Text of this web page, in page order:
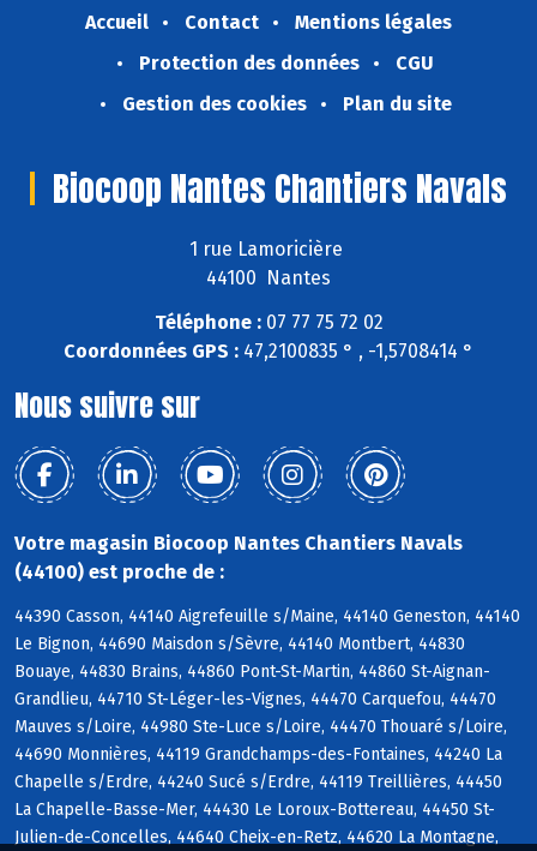
Accueil Contact
Mentions légales
Protection des données
CGU
Gestion des cookies
Plan du site
Biocoop Nantes Chantiers Navals
1 rue Lamoricière
44100 Nantes
Téléphone :07 77 75 72 02
Coordonnées GPS : 47,2100835 ° , -1,5708414 °
Nous suivre sur
Votre magasin Biocoop Nantes Chantiers Navals
(44100) est proche de :
44390 Casson, 44140 Aigrefeuille s/Maine, 44140 Geneston, 44140
Le Bignon, 44690 Maisdon s/Sèvre, 44140 Montbert, 44830
Bouaye, 44830 Brains, 44860 Pont-St-Martin, 44860 St-Aignan-
Grandlieu, 44710 St-Léger-les-Vignes, 44470 Carquefou, 44470
Mauves s/Loire, 44980 Ste-Luce s/Loire, 44470 Thouaré s/Loire,
44690 Monnières, 44119 Grandchamps-des-Fontaines, 44240 La
Chapelle s/Erdre, 44240 Sucé s/Erdre, 44119 Treillières, 44450
La Chapelle-Basse-Mer, 44430 Le Loroux-Bottereau, 44450 St-
Julien-de-Concelles, 44640 Cheix-en-Retz, 44620 La Montagne,